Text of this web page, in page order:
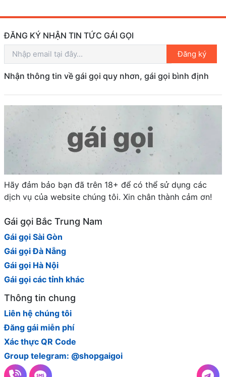
ĐĂNG KÝ NHẬN TIN TỨC GÁI GỌI
Đăng ký
Nhận thông tin về gái gọi quy nhơn, gái gọi bình định
Hãy đảm bảo bạn đã trên 18+ để có thể sử dụng các
dịch vụ của website chúng tôi. Xin chân thành cảm ơn!
Gái gọi Bắc Trung Nam
Gái gọi Sài Gòn
Gái gọi Đà Nẵng
Gái gọi Hà Nội
Gái gọi các tỉnh khác
Thông tin chung
Liên hệ chúng tôi
Đăng gái miễn phí
Xác thực QR Code
Group telegram: @shopgaigoi